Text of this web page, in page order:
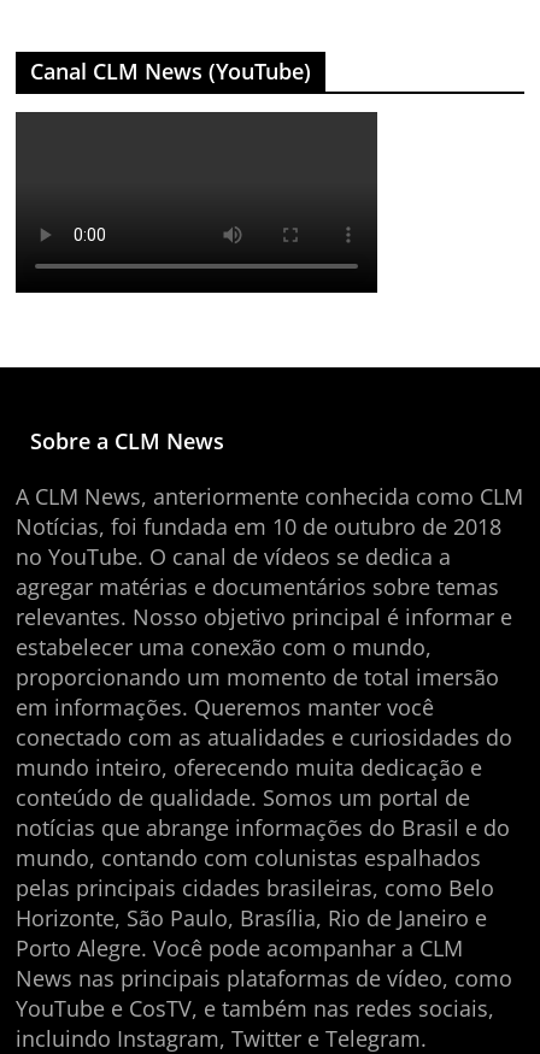
Canal CLM News (YouTube)
Sobre a CLM News
A CLM News, anteriormente conhecida como CLM
Notícias, foi fundada em 10 de outubro de 2018
no YouTube. O canal de vídeos se dedica a
agregar matérias e documentários sobre temas
relevantes. Nosso objetivo principal é informar e
estabelecer uma conexão com o mundo,
proporcionando um momento de total imersão
em informações. Queremos manter você
conectado com as atualidades e curiosidades do
mundo inteiro, oferecendo muita dedicação e
conteúdo de qualidade. Somos um portal de
notícias que abrange informações do Brasil e do
mundo, contando com colunistas espalhados
pelas principais cidades brasileiras, como Belo
Horizonte, São Paulo, Brasília, Rio de Janeiro e
Porto Alegre. Você pode acompanhar a CLM
News nas principais plataformas de vídeo, como
YouTube e CosTV, e também nas redes sociais,
incluindo Instagram, Twitter e Telegram.